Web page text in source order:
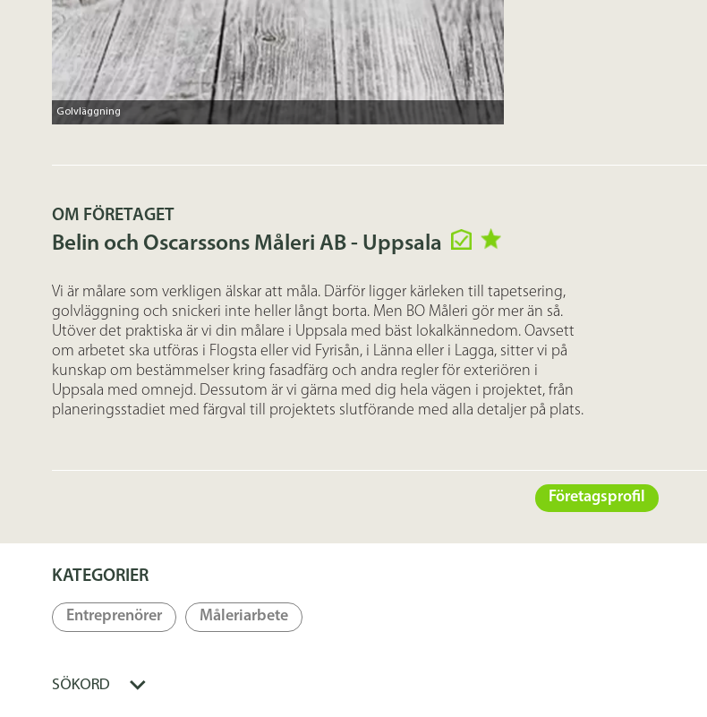
Golvläggning
OM FÖRETAGET
Belin och Oscarssons Måleri AB - Uppsala
Vi är målare som verkligen älskar att måla. Därför ligger kärleken till tapetsering,
golvläggning och snickeri inte heller långt borta. Men BO Måleri gör mer än så.
Utöver det praktiska är vi din målare i Uppsala med bäst lokalkännedom. Oavsett
om arbetet ska utföras i Flogsta eller vid Fyrisån, i Länna eller i Lagga, sitter vi på
kunskap om bestämmelser kring fasadfärg och andra regler för exteriören i
Uppsala med omnejd. Dessutom är vi gärna med dig hela vägen i projektet, från
planeringsstadiet med färgval till projektets slutförande med alla detaljer på plats.
Företagsprofil
KATEGORIER
Entreprenörer Måleriarbete
SÖKORD